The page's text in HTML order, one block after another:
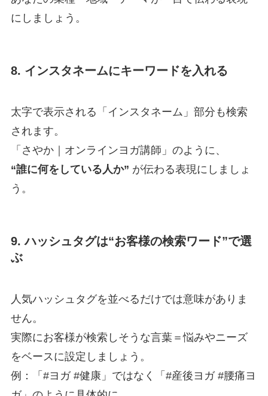
にしましょう。
8. インスタネームにキーワードを入れる
太字で表示される「インスタネーム」部分も検索
されます。
「さやか｜オンラインヨガ講師」のように、
“誰に何をしている人か” が伝わる表現にしましょ
う。
9. ハッシュタグは“お客様の検索ワード”で選
ぶ
人気ハッシュタグを並べるだけでは意味がありま
せん。
実際にお客様が検索しそうな言葉＝悩みやニーズ
をベースに設定しましょう。
例：「#ヨガ #健康」ではなく「#産後ヨガ #腰痛ヨ